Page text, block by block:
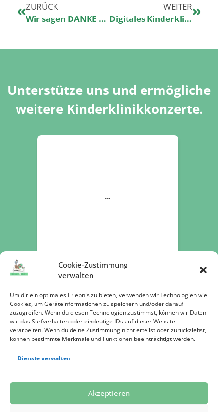
Cookie-Zustimmung
verwalten
Um dir ein optimales Erlebnis zu bieten, verwenden wir Technologien wie
Cookies, um Geräteinformationen zu speichern und/oder darauf
zuzugreifen. Wenn du diesen Technologien zustimmst, können wir Daten
wie das Surfverhalten oder eindeutige IDs auf dieser Website
verarbeiten. Wenn du deine Zustimmung nicht erteilst oder zurückziehst,
können bestimmte Merkmale und Funktionen beeinträchtigt werden.
Dienste verwalten
Akzeptieren
ZURÜCK
Wir sagen DANKE – mit essence Goodie Bags für das Personal des Klinikum Magdeburg
WEITER
Digitales Kinderklinikkonzert – unsere Golden Ticket Aktion
Unterstütze uns und ermögliche
weitere Kinderklinikkonzerte.
Jetzt spenden
DatenschutzImpressumPresse